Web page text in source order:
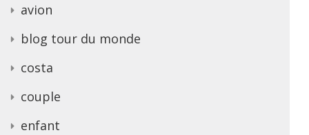
avion
blog tour du monde
costa
couple
enfant